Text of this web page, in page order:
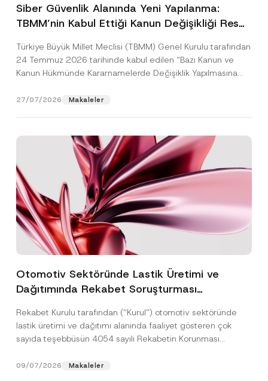
Siber Güvenlik Alanında Yeni Yapılanma:
TBMM’nin Kabul Ettiği Kanun Değişikliği Resmî
Türkiye Büyük Millet Meclisi (TBMM) Genel Kurulu tarafından
24 Temmuz 2026 tarihinde kabul edilen “Bazı Kanun ve
Kanun Hükmünde Kararnamelerde Değişiklik Yapılmasına
27/07/2026 Makaleler
Otomotiv Sektöründe Lastik Üretimi ve
Dağıtımında Rekabet Soruşturması
Cezasına Hükmedilmiştir
Rekabet Kurulu tarafından (“Kurul”) otomotiv sektöründe
lastik üretimi ve dağıtımı alanında faaliyet gösteren çok
sayıda teşebbüsün 4054 sayılı Rekabetin Korunması
09/07/2026 Makaleler